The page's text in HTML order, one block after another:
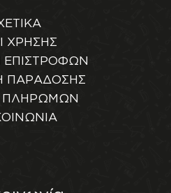
ΧΡΗΣΗΣ
ΕΠΙΣΤΡΟΦΩΝ
ΠΑΡΑΔΟΣΗΣ
ΠΛΗΡΩΜΩΝ